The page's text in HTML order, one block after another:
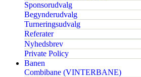
Sponsorudvalg
Begynderudvalg
Turneringsudvalg
Referater
Nyhedsbrev
Private Policy
Banen
Combibane (VINTERBANE)